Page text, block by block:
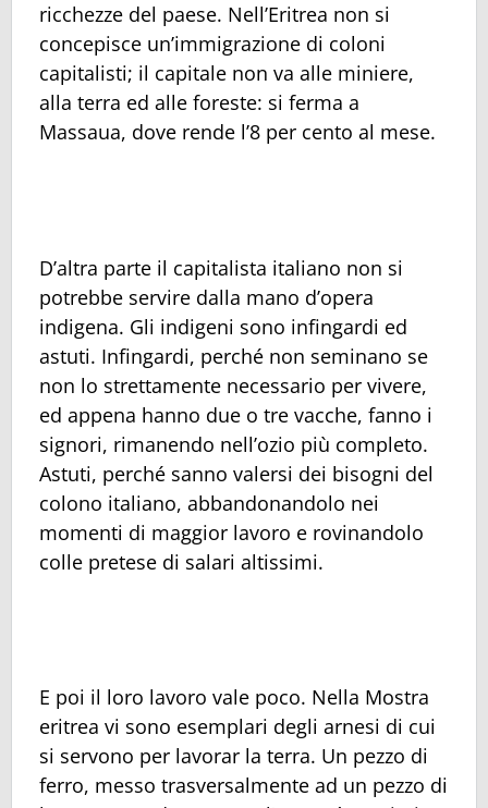
ricchezze del paese. Nell’Eritrea non si
concepisce un’immigrazione di coloni
capitalisti; il capitale non va alle miniere,
alla terra ed alle foreste: si ferma a
Massaua, dove rende l’8 per cento al mese.
D’altra parte il capitalista italiano non si
potrebbe servire dalla mano d’opera
indigena. Gli indigeni sono infingardi ed
astuti. Infingardi, perché non seminano se
non lo strettamente necessario per vivere,
ed appena hanno due o tre vacche, fanno i
signori, rimanendo nell’ozio più completo.
Astuti, perché sanno valersi dei bisogni del
colono italiano, abbandonandolo nei
momenti di maggior lavoro e rovinandolo
colle pretese di salari altissimi.
E poi il loro lavoro vale poco. Nella Mostra
eritrea vi sono esemplari degli arnesi di cui
si servono per lavorar la terra. Un pezzo di
ferro, messo trasversalmente ad un pezzo di